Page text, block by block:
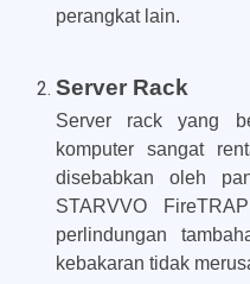
perangkat lain.
Server Rack
Server rack yang
komputer sangat
disebabkan oleh
STARVVO
perlindungan
kebakaran tidak